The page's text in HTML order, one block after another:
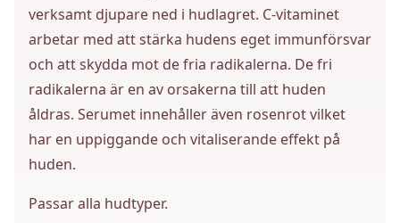
verksamt djupare ned i hudlagret. C-vitaminet
arbetar med att stärka hudens eget immunförsvar
och att skydda mot de fria radikalerna. De fri
radikalerna är en av orsakerna till att huden
åldras. Serumet innehåller även rosenrot vilket
har en uppiggande och vitaliserande effekt på
huden.
Passar alla hudtyper.